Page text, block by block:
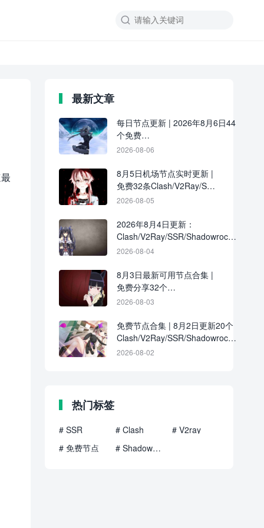

最新文章
每日节点更新 | 2026年8月6日44
个免费
Clash/V2Ray/SSR/Shadowrocket
2026-08-06
8月5日机场节点实时更新 |
免费32条Clash/V2Ray/SSR
订阅链接分享
2026-08-05
2026年8月4日更新：
Clash/V2Ray/SSR/Shadowrocket
共39条免费节点
2026-08-04
8月3日最新可用节点合集 |
免费分享32个
Clash/V2Ray/SSR订阅链接
2026-08-03
免费节点合集 | 8月2日更新20个
Clash/V2Ray/SSR/Shadowrocket
订阅地址
2026-08-02
热门标签
# SSR # Clash
# V2ray
# 免费节点
# Shadowrocket